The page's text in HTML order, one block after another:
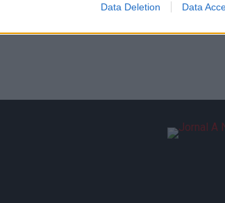
Data Deletion Data